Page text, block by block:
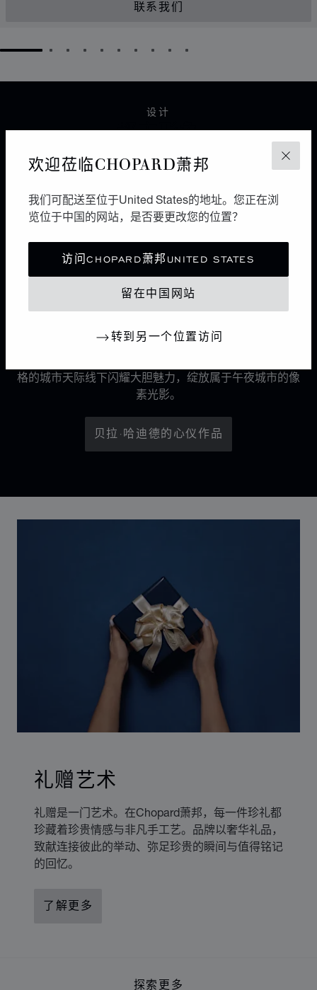
关闭
欢迎莅临CHOPARD萧邦
我们可配送至位于United States的地址。您正在浏
览位于中国的网站，是否要更改您的位置？
访问CHOPARD萧邦UNITED STATES
留在中国网站
转到另一个位置访问
联系我们
GO TO SLIDE 1GO TO SLIDE 2
GO TO SLIDE 3
GO TO SLIDE 4
GO TO SLIDE 5
GO TO SLIDE 6
GO TO SLIDE 7
GO TO SLIDE 8
GO TO SLIDE 9
GO TO SLIDE 10
设计
都市形象
6个面，12条边，8个点。作为极简风格的图形，立方体
都市优雅与现代风情谐美交融，它区别于各种珠宝设计流
派之上。
ICE CUBEX贝拉·哈迪德
光影雕琢
《光影雕琢》广告大片预示着Chopard萧邦标志性Ice
格的城市天际线下闪耀大胆魅力，绽放属于午夜城市的像
素光影。
贝拉·哈迪德的心仪作品
礼赠艺术
礼赠是一门艺术。在Chopard萧邦，每一件珍礼都
珍藏着珍贵情感与非凡手工艺。品牌以奢华礼品，
致献连接彼此的举动、弥足珍贵的瞬间与值得铭记
的回忆。
了解更多
探索更多